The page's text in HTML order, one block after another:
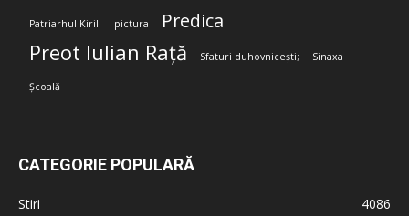
Patriarhul Kirill pictura Predica
Preot Iulian Rață Sfaturi duhovnicești; Sinaxa
Școală
CATEGORIE POPULARĂ
Stiri
4086